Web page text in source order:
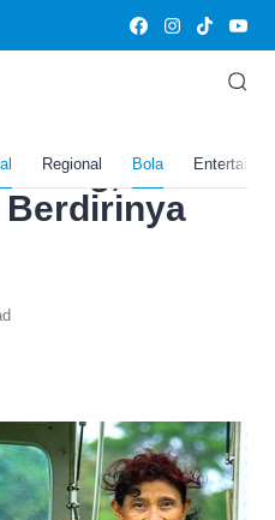
Regional Bola
Terusir